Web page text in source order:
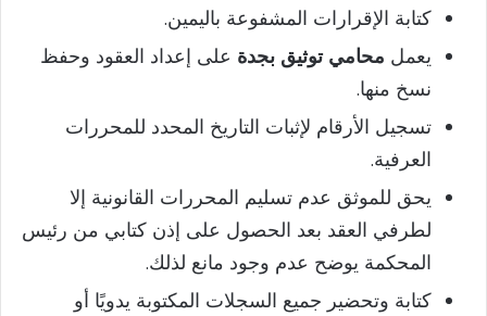
كتابة الإقرارات المشفوعة باليمين.
يعمل محامي توثيق بجدة على إعداد العقود وحفظ
نسخ منها.
تسجيل الأرقام لإثبات التاريخ المحدد للمحررات
العرفية.
يحق للموثق عدم تسليم المحررات القانونية إلا
لطرفي العقد بعد الحصول على إذن كتابي من رئيس
المحكمة يوضح عدم وجود مانع لذلك.
كتابة وتحضير جميع السجلات المكتوبة يدويًا أو